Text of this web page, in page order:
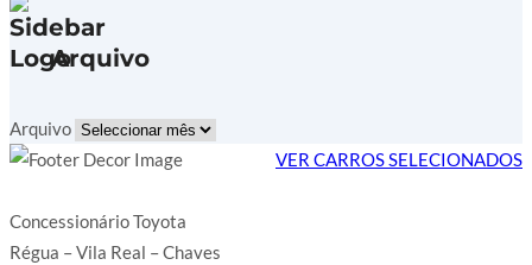
Arquivo
Arquivo
VER CARROS SELECIONADOS
Concessionário Toyota
Régua – Vila Real – Chaves